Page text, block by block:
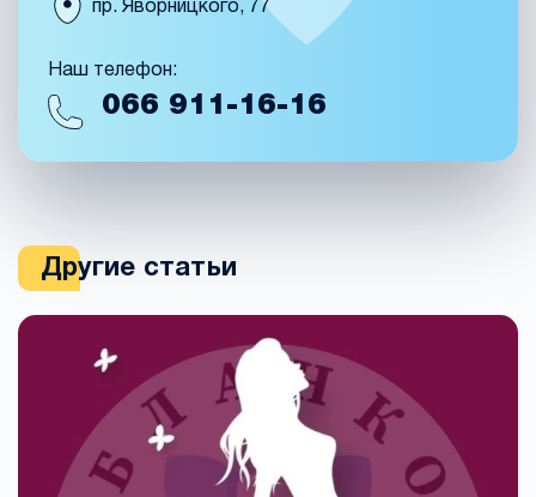
пр. Яворницкого, 77
Наш телефон:
066 911-16-16
Другие статьи